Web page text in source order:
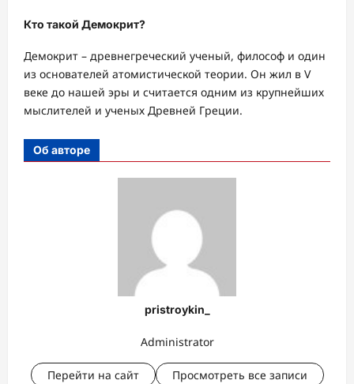
Кто такой Демокрит?
Демокрит – древнегреческий ученый, философ и один
из основателей атомистической теории. Он жил в V
веке до нашей эры и считается одним из крупнейших
мыслителей и ученых Древней Греции.
Об авторе
pristroykin_
Administrator
Перейти на сайт Просмотреть все записи